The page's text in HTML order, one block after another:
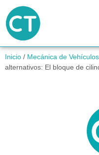
Inicio / Mecánica de Vehículos
alternativos: El bloque de